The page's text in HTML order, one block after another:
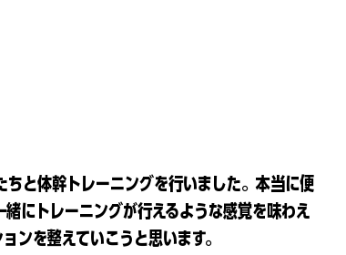
と体幹トレーニングを行いました。本当に便
にトレーニングが行えるような感覚を味わえ
ンを整えていこうと思います。